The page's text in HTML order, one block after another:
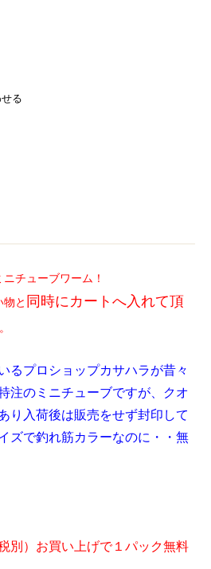
る
チューブワーム！
と 同時にカートへ入れて頂
るプロショップカサハラが昔々
注のミニチューブですが、クオ
り入荷後は販売をせず封印して
ズで釣れ筋カラーなのに・・無
別）お買い上げで１パック無料